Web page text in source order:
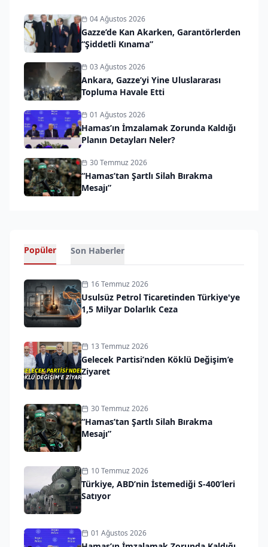
04 Ağustos 2026
Gazze’de Kan Akarken, Garantörlerden
“Şiddetli Kınama”
03 Ağustos 2026
Ankara, Gazze’yi Yine Uluslararası
Topluma Havale Etti
01 Ağustos 2026
Hamas’ın İmzalamak Zorunda Kaldığı
Planın Detayları Neler?
30 Temmuz 2026
“Hamas’tan Şartlı Silah Bırakma
Mesajı”
Popüler Son Haberler
16 Temmuz 2026
Usulsüz Petrol Ticaretinden Türkiye'ye
1,5 Milyar Dolarlık Ceza
13 Temmuz 2026
Gelecek Partisi’nden Köklü Değişim’e
Ziyaret
30 Temmuz 2026
“Hamas’tan Şartlı Silah Bırakma
Mesajı”
10 Temmuz 2026
Türkiye, ABD’nin İstemediği S-400’leri
Satıyor
01 Ağustos 2026